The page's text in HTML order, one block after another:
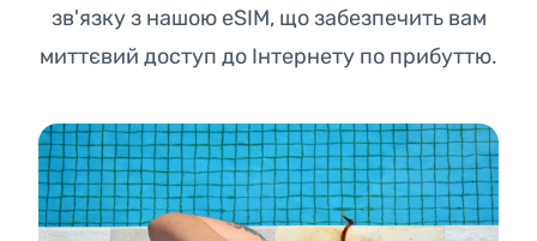
зв'язку з нашою eSIM, що забезпечить вам
миттєвий доступ до Інтернету по прибуттю.